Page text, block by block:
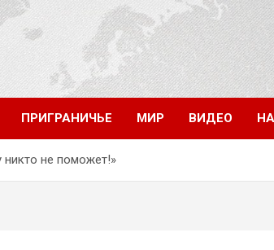
ПРИГРАНИЧЬЕ МИР ВИДЕО
не поможет!»